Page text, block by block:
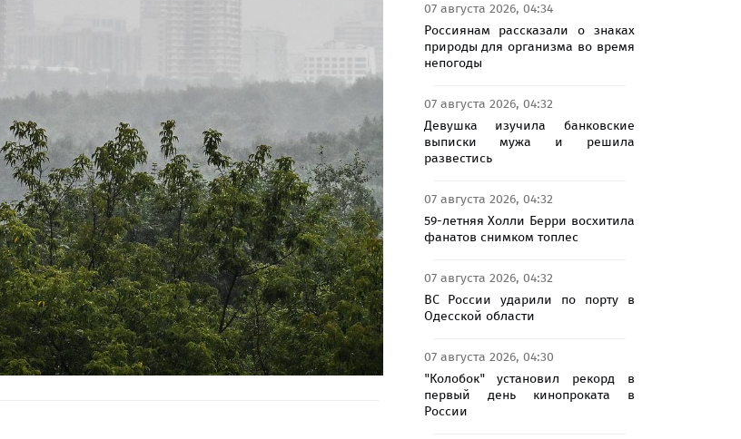
07 августа 2026, 04:34
Россиянам рассказали о знаках
природы для организма во время
непогоды
07 августа 2026, 04:32
Девушка изучила банковские
выписки мужа и решила
развестись
07 августа 2026, 04:32
59-летняя Холли Берри восхитила
фанатов снимком топлес
07 августа 2026, 04:32
ВС России ударили по порту в
Одесской области
07 августа 2026, 04:30
"Колобок" установил рекорд в
первый день кинопроката в
России